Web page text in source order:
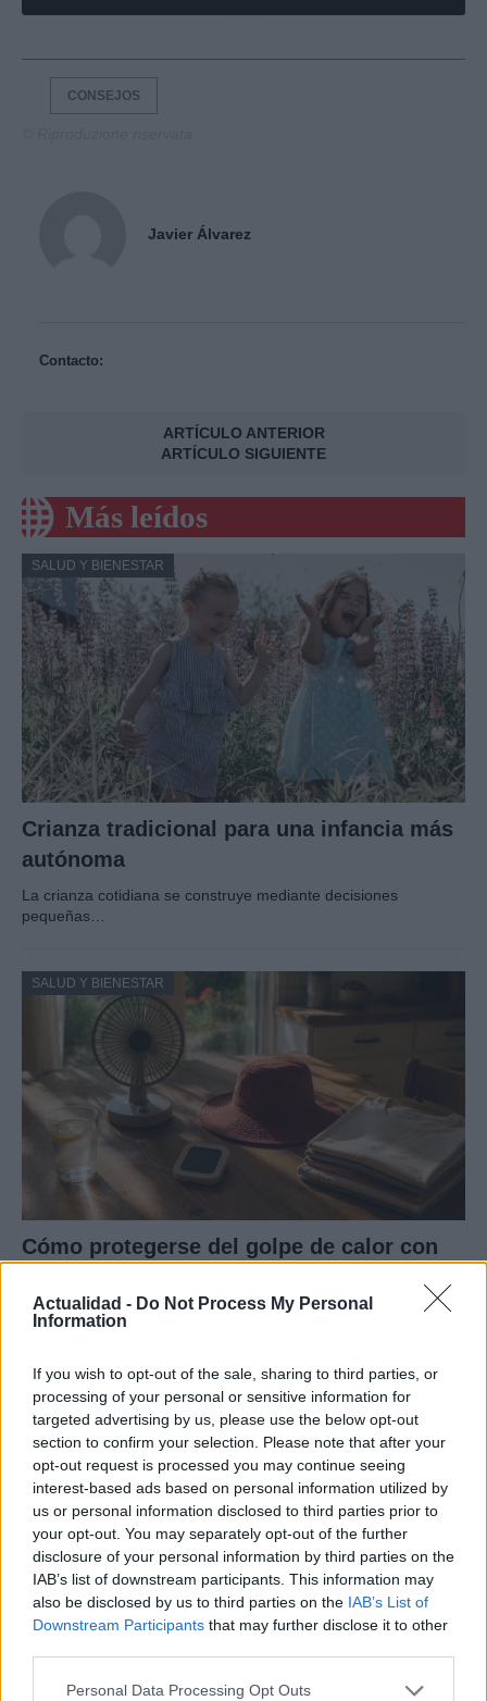
Actualidad - Do Not Process My Personal
Information
If you wish to opt-out of the sale, sharing to third parties, or
processing of your personal or sensitive information for
targeted advertising by us, please use the below opt-out
section to confirm your selection. Please note that after your
opt-out request is processed you may continue seeing
interest-based ads based on personal information utilized by
us or personal information disclosed to third parties prior to
your opt-out. You may separately opt-out of the further
disclosure of your personal information by third parties on the
IAB’s list of downstream participants. This information may
also be disclosed by us to third parties on the IAB’s List of
Downstream Participants that may further disclose it to other
Please note that this website/app uses one or more Google
Personal Data Processing Opt Outs
CONSEJOS
Javier Álvarez
Contacto:
ARTÍCULO ANTERIOR
ARTÍCULO SIGUIENTE
Más leídos
SALUD Y BIENESTAR
Crianza tradicional para una infancia más
autónoma
La crianza cotidiana se construye mediante decisiones
pequeñas…
SALUD Y BIENESTAR
Cómo protegerse del golpe de calor con
El golpe de calor es una emergencia médica…
SALUD Y BIENESTAR